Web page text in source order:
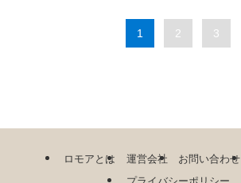
1 2 3
ロモアとは 運営会社 お問い合わせ